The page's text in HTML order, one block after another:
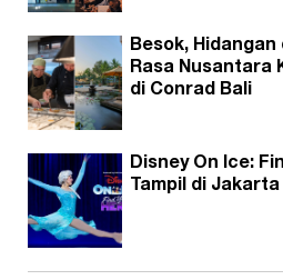
Besok,
Rasa Nusantara
di Conrad Bali
Disney On Ice:
Tampil di